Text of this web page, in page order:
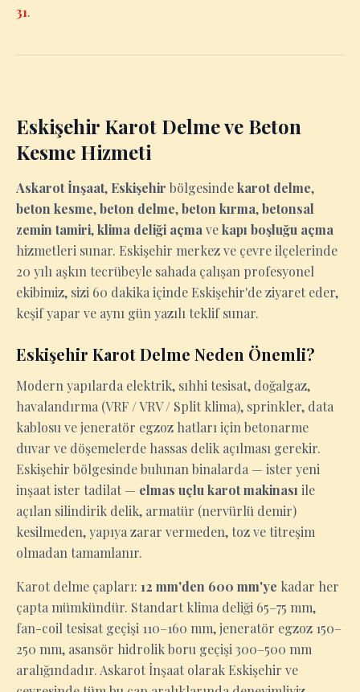
31.
Eskişehir Karot Delme ve Beton
Kesme Hizmeti
Askarot İnşaat, Eskişehir bölgesindekarot delme,
beton kesme,beton delme,beton kırma,betonsal
zemin tamiri,klima deliği açma vekapı boşluğu açma
hizmetleri sunar. Eskişehir merkez ve çevre ilçelerinde
20 yılı aşkın tecrübeyle sahada çalışan profesyonel
ekibimiz, sizi 60 dakika içinde Eskişehir'de ziyaret eder,
keşif yapar ve aynı gün yazılı teklif sunar.
Eskişehir Karot Delme Neden Önemli?
Modern yapılarda elektrik, sıhhi tesisat, doğalgaz,
havalandırma (VRF / VRV / Split klima), sprinkler, data
kablosu ve jeneratör egzoz hatları için betonarme
duvar ve döşemelerde hassas delik açılması gerekir.
Eskişehir bölgesinde bulunan binalarda — ister yeni
inşaat ister tadilat — elmas uçlu karot makinası ile
açılan silindirik delik, armatür (nervürlü demir)
kesilmeden, yapıya zarar vermeden, toz ve titreşim
olmadan tamamlanır.
Karot delme çapları: 12 mm'den 600 mm'ye kadar her
çapta mümkündür. Standart klima deliği 65–75 mm,
fan-coil tesisat geçişi 110–160 mm, jeneratör egzoz 150–
250 mm, asansör hidrolik boru geçişi 300–500 mm
aralığındadır. Askarot İnşaat olarak Eskişehir ve